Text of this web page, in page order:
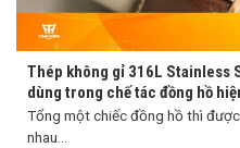
Thép không gỉ 316L Stainless
dùng trong chế tác đồng hồ
Tổng một chiếc đồng hồ thì
nhau...